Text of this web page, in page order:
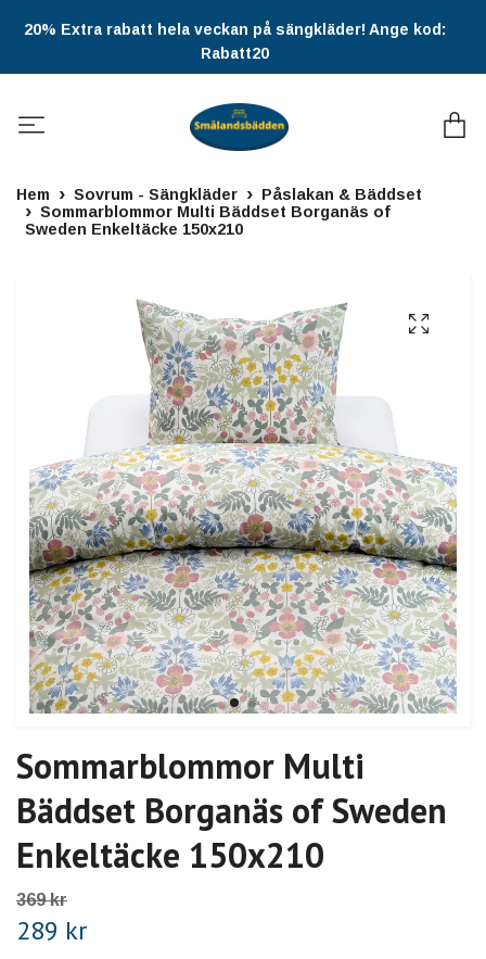
20% Extra rabatt hela veckan på sängkläder! Ange kod:
Rabatt20
Hem Sovrum - Sängkläder
Påslakan & Bäddset
Sommarblommor Multi Bäddset Borganäs of
Sweden Enkeltäcke 150x210
Sommarblommor Multi
Bäddset Borganäs of Sweden
Enkeltäcke 150x210
369 kr
289 kr